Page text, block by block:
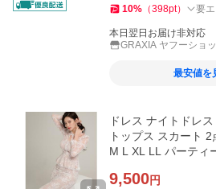
10% （398pt） 要
本日翌日お届け非対応
GRAXIA ヤフーショ
最安値を
ドレス ナイトドレ
トップス スカート
M L XL LL パーティー ハイネック フレアスカ
9,500円